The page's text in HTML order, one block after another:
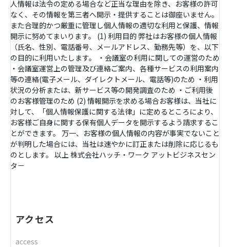
人情報は法令の定める場合など正当な理由を除き、お客様の許可
なく、その情報を第三者へ開示・提供することは御座いません。
また合理的かつ厳重に管理し個人情報の適切な利用と保護、情報
開示に努めてまいります。 (1) 利用目的 弊社はお客様の個人情報
（氏名、性別、電話番号、メールアドレス、勤務先等）を、以下
の目的に利用いたします。 ・会議室の利用に関しての運営のため
・会議室運営上の管理及び連絡ご案内、各種サービスの利用案内
等の連絡(電子メール、ダイレクトメール、電話等)のため ・利用
状況の分析または、新サービス等の開発調査のため ・ご利用後
のお客様管理のため (2) 情報開示を求める場合お客様は、当社に
対して、「個人情報保護に関する法律」に定めるところにより、
お客様ご自身に関する保有個人データを開示するよう請求するこ
とができます。 万一、お客様の個人情報の内容が事実でないこと
が判明した場合には、当社は速やかに訂正または削除に応じるも
のとします。 以上 株式会社ハッチ・ワーク アットビジネスセン
タ－
アクセス
access